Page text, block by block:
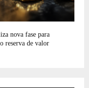
nova fase para
reserva de valor